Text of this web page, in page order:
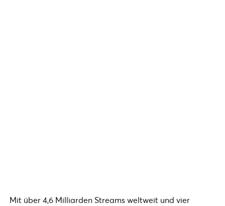
Mit über 4,6 Milliarden Streams weltweit und vier